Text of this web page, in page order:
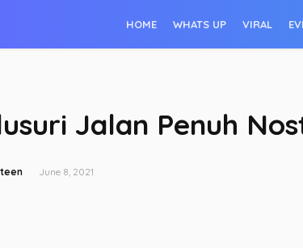
HOME WHATS UP VIRAL
Jalan Penuh
June 8, 2021